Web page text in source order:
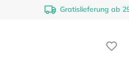
Gratislieferung ab